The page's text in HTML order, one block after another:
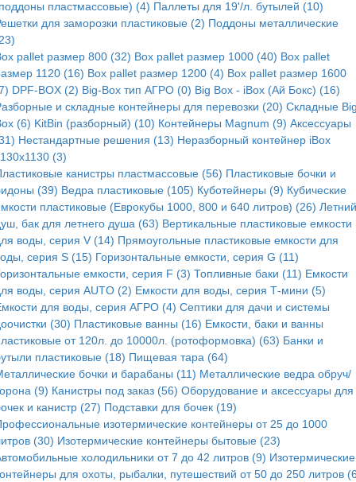
пластмассовые) (4) Паллеты для 19'/л. бутылей (10)
для заморозки пластиковые (2) Поддоны металлические
pallet размер 800 (32) Box pallet размер 1000 (40) Box pallet
1120 (16) Box pallet размер 1200 (4) Box pallet размер 1600
DPF-BOX (2) Big-Box тип АГРО (0) Big Box - iBox (Ай Бокс) (16)
и складные контейнеры для перевозки (20) Складные
(6) KitBin (разборный) (10) Контейнеры Magnum (9) Аксессуары
Нестандартные решения (13) Неразборный контейнер iBox
(3)
канистры пластмассовые (56) Пластиковые бочки и
(39) Ведра пластиковые (105) Куботейнеры (9) Кубические
пластиковые (Еврокубы 1000, 800 и 640 литров) (26) Летний
бак для летнего душа (63) Вертикальные пластиковые емкости
воды, серия V (14) Прямоугольные пластиковые емкости для
серия S (15) Горизонтальные емкости, серия G (11)
емкости, серия F (3) Топливные баки (11) Емкости
воды, серия AUTO (2) Емкости для воды, серия Т-мини (5)
для воды, серия АГРО (4) Септики для дачи и системы
(30) Пластиковые ванны (16) Емкости, баки и ванны
от 120л. до 10000л. (ротоформовка) (63) Банки и
пластиковые (18) Пищевая тара (64)
бочки и барабаны (11) Металлические ведра обруч/
(9) Канистры под заказ (56) Оборудование и аксессуары для
и канистр (27) Подставки для бочек (19)
изотермические контейнеры от 25 до 1000
(30) Изотермические контейнеры бытовые (23)
холодильники от 7 до 42 литров (9) Изотермические
для охоты, рыбалки, путешествий от 50 до 250 литров